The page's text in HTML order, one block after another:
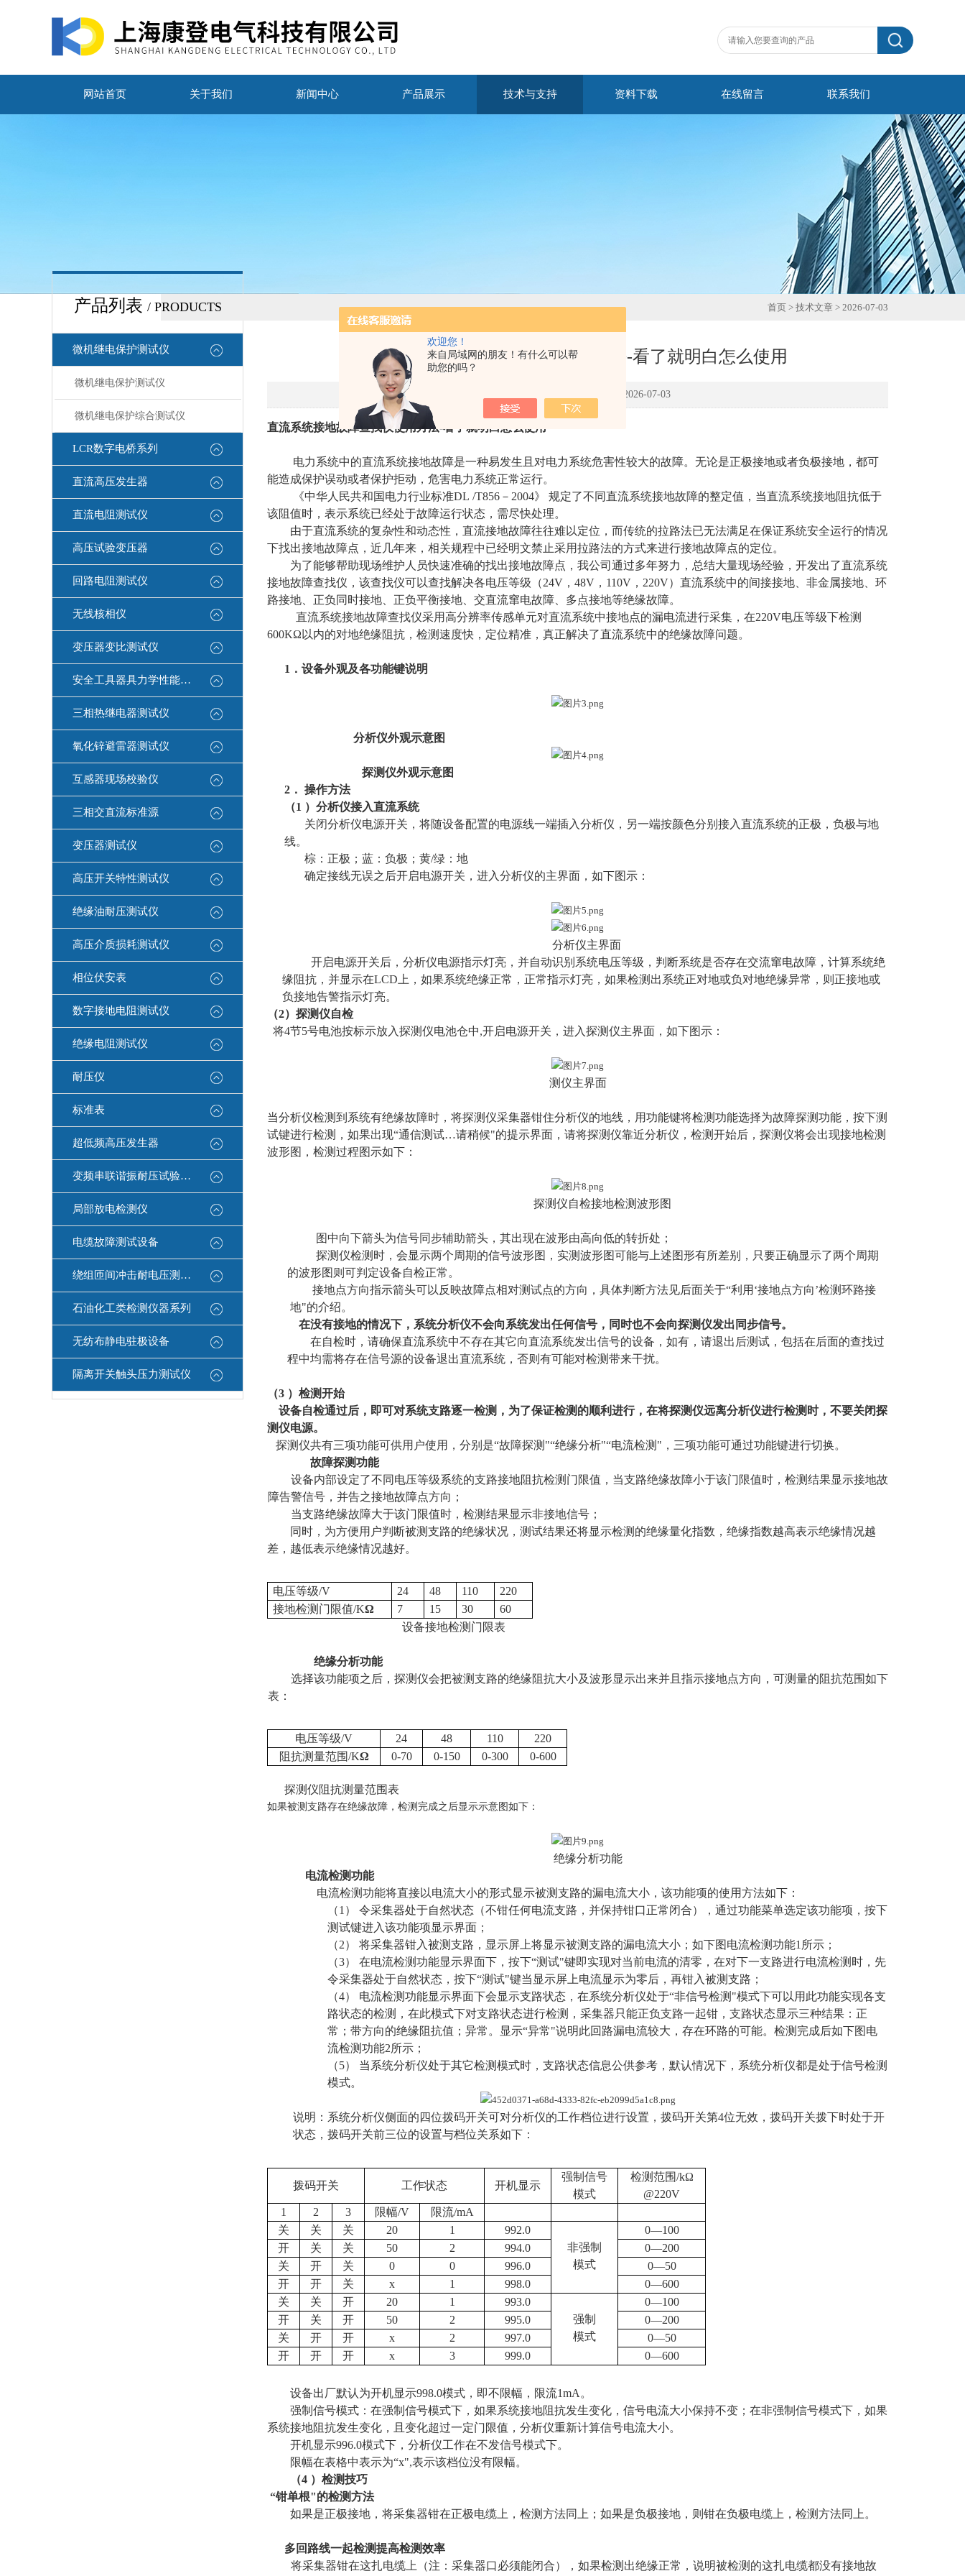
欢迎您！
来自局域网的朋友！有什么可以帮
助您的吗？
网站首页 关于我们 新闻中心 产品展示 技术与支持 资料下载 在线留言 联系我们
产品列表 / PRODUCTS
微机继电保护测试仪
微机继电保护测试仪
微机继电保护综合测试仪
LCR数字电桥系列
直流高压发生器
直流电阻测试仪
高压试验变压器
回路电阻测试仪
无线核相仪
变压器变比测试仪
安全工具器具力学性能测试机
三相热继电器测试仪
氧化锌避雷器测试仪
互感器现场校验仪
三相交直流标准源
变压器测试仪
高压开关特性测试仪
绝缘油耐压测试仪
高压介质损耗测试仪
相位伏安表
数字接地电阻测试仪
绝缘电阻测试仪
耐压仪
标准表
超低频高压发生器
变频串联谐振耐压试验装置
局部放电检测仪
电缆故障测试设备
绕组匝间冲击耐电压测试仪
石油化工类检测仪器系列
无纺布静电驻极设备
隔离开关触头压力测试仪
首页 > 技术文章 > 2026-07-03
直流系统接地故障查找仪使用方法-看了就明白怎么使用
点击次数：156 更新更新时间：2026-07-03
直流系统接地故障查找仪使用方法-看了就明白怎么使用
电力系统中的直流系统接地故障是一种易发生且对电力系统危害性较大的故障。无论是正极接地或者负极接地，都可
能造成保护误动或者保护拒动，危害电力系统正常运行。
《中华人民共和国电力行业标准DL /T856－2004》 规定了不同直流系统接地故障的整定值，当直流系统接地阻抗低于
该阻值时，表示系统已经处于故障运行状态，需尽快处理。
由于直流系统的复杂性和动态性，直流接地故障往往难以定位，而传统的拉路法已无法满足在保证系统安全运行的情况
下找出接地故障点，近几年来，相关规程中已经明文禁止采用拉路法的方式来进行接地故障点的定位。
为了能够帮助现场维护人员快速准确的找出接地故障点，我公司通过多年努力，总结大量现场经验，开发出了直流系统
接地故障查找仪，该查找仪可以查找解决各电压等级（24V ， 48V ， 110V ， 220V） 直流系统中的间接接地、非金属接地、环
路接地、正负同时接地、正负平衡接地、交直流窜电故障、多点接地等绝缘故障。
直流系统接地故障查找仪采用高分辨率传感单元对直流系统中接地点的漏电流进行采集，在220V电压等级下检测
600KΩ 以内的对地绝缘阻抗，检测速度快，定位精准， 真正解决了直流系统中的绝缘故障问题。
1 ．设备外观及各功能键说明
分析仪外观示意图
探测仪外观示意图
2 ． 操作方法
（1 ）分析仪接入直流系统
关闭分析仪电源开关，将随设备配置的电源线一端插入分析仪，另一端按颜色分别接入直流系统的正极，负极与地
线。
棕：正极；蓝：负极；黄/绿：地
确定接线无误之后开启电源开关，进入分析仪的主界面，如下图示：
分析仪主界面
开启电源开关后，分析仪电源指示灯亮，并自动识别系统电压等级，判断系统是否存在交流窜电故障，计算系统绝
缘阻抗，并显示在LCD 上，如果系统绝缘正常，正常指示灯亮，如果检测出系统正对地或负对地绝缘异常，则正接地或
负接地告警指示灯亮。
（2） 探测仪自检
将4节5号电池按标示放入探测仪电池仓中,开启电源开关，进入探测仪主界面，如下图示：
测仪主界面
当分析仪检测到系统有绝缘故障时，将探测仪采集器钳住分析仪的地线，用功能键将检测功能选择为故障探测功能，按下测
试键进行检测，如果出现“通信测试…请稍候"的提示界面，请将探测仪靠近分析仪，检测开始后，探测仪将会出现接地检测
波形图，检测过程图示如下：
探测仪自检接地检测波形图
图中向下箭头为信号同步辅助箭头，其出现在波形由高向低的转折处；
探测仪检测时，会显示两个周期的信号波形图，实测波形图可能与上述图形有所差别，只要正确显示了两个周期
的波形图则可判定设备自检正常。
接地点方向指示箭头可以反映故障点相对测试点的方向，具体判断方法见后面关于“利用‘接地点方向’检测环路接
地"的介绍。
在没有接地的情况下，系统分析仪不会向系统发出任何信号，同时也不会向探测仪发出同步信号。
在自检时，请确保直流系统中不存在其它向直流系统发出信号的设备，如有，请退出后测试，包括在后面的查找过
程中均需将存在信号源的设备退出直流系统，否则有可能对检测带来干扰。
（3 ）检测开始
设备自检通过后，即可对系统支路逐一检测，为了保证检测的顺利进行，在将探测仪远离分析仪进行检测时，不要关闭探
测仪电源。
探测仪共有三项功能可供用户使用，分别是“故障探测"“绝缘分析"“电流检测"，三项功能可通过功能键进行切换。
故障探测功能
设备内部设定了不同电压等级系统的支路接地阻抗检测门限值，当支路绝缘故障小于该门限值时，检测结果显示接地故
障告警信号，并告之接地故障点方向；
当支路绝缘故障大于该门限值时，检测结果显示非接地信号；
同时，为方便用户判断被测支路的绝缘状况，测试结果还将显示检测的绝缘量化指数，绝缘指数越高表示绝缘情况越
差，越低表示绝缘情况越好。
电压等级/V 24 48 110
220
接地检测门限值/KΩ 7 15 30
60
设备接地检测门限表
绝缘分析功能
选择该功能项之后，探测仪会把被测支路的绝缘阻抗大小及波形显示出来并且指示接地点方向，可测量的阻抗范围如下
表：
电压等级/V 24 48 110
220
阻抗测量范围/KΩ 0-70 0-150 0-300 0-600
探测仪阻抗测量范围表
如果被测支路存在绝缘故障，检测完成之后显示示意图如下：
绝缘分析功能
电流检测功能
电流检测功能将直接以电流大小的形式显示被测支路的漏电流大小，该功能项的使用方法如下：
（1） 令采集器处于自然状态（不钳任何电流支路，并保持钳口正常闭合），通过功能菜单选定该功能项，按下
测试键进入该功能项显示界面；
（2） 将采集器钳入被测支路，显示屏上将显示被测支路的漏电流大小；如下图电流检测功能1 所示；
（3） 在电流检测功能显示界面下，按下“测试"键即实现对当前电流的清零，在对下一支路进行电流检测时，先
令采集器处于自然状态，按下“测试"键当显示屏上电流显示为零后，再钳入被测支路；
（4） 电流检测功能显示界面下会显示支路状态，在系统分析仪处于“非信号检测"模式下可以用此功能实现各支
路状态的检测，在此模式下对支路状态进行检测，采集器只能正负支路一起钳，支路状态显示三种结果：正
常；带方向的绝缘阻抗值；异常。显示“异常"说明此回路漏电流较大，存在环路的可能。检测完成后如下图电
流检测功能2所示；
（5） 当系统分析仪处于其它检测模式时，支路状态信息公供参考，默认情况下，系统分析仪都是处于信号检测
模式。
说明：系统分析仪侧面的四位拨码开关可对分析仪的工作档位进行设置，拨码开关第4位无效，拨码开关拨下时处于开
状态，拨码开关前三位的设置与档位关系如下：
拨码开关 工作状态 开机显示
强制信号
模式
检测范围/kΩ
@220V
1
2 3 限幅/V 限流/mA
关
关 关 20 1
992.0
非强制
模式
0—100
开
关 关 50 2 994.0 0—200
关
开 关 0 0 996.0 0—50
开
开 关 x 1 998.0 0—600
关
关 开 20 1
993.0
强制
模式
0—100
开
关 开 50 2 995.0 0—200
关
开 开 x 2 997.0 0—50
开
开 开 x 3 999.0 0—600
设备出厂默认为开机显示998.0模式，即不限幅，限流1mA 。
强制信号模式：在强制信号模式下，如果系统接地阻抗发生变化，信号电流大小保持不变；在非强制信号模式下，如果
系统接地阻抗发生变化，且变化超过一定门限值，分析仪重新计算信号电流大小。
开机显示996.0模式下，分析仪工作在不发信号模式下。
限幅在表格中表示为“x",表示该档位没有限幅。
（4 ）检测技巧
“钳单根"的检测方法
如果是正极接地，将采集器钳在正极电缆上，检测方法同上；如果是负极接地，则钳在负极电缆上，检测方法同上。
多回路线一起检测提高检测效率
将采集器钳在这扎电缆上（注：采集器口必须能闭合），如果检测出绝缘正常，说明被检测的这扎电缆都没有接地故